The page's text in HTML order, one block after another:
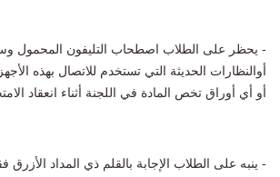
- يحظر على الطلاب اصطحاب التليفون المحمول
أوالنظارات الحديثة التي تستخدم للاتصال بهذه
أو أي أوراق تخص المادة في اللجنة أثناء انعقاد
- ينبه على الطلاب الإجابة بالقلم ذي المداد